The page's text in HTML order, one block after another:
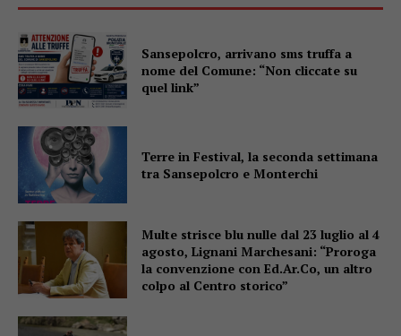
Sansepolcro, arrivano sms truffa a
nome del Comune: “Non cliccate su
quel link”
Terre in Festival, la seconda settimana
tra Sansepolcro e Monterchi
Multe strisce blu nulle dal 23 luglio al 4
agosto, Lignani Marchesani: “Proroga
la convenzione con Ed.Ar.Co, un altro
colpo al Centro storico”